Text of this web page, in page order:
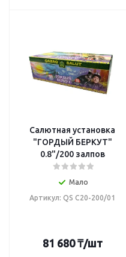
Салютная установка
"ГОРДЫЙ БЕРКУТ"
0.8"/200 залпов
Мало
Артикул: QS C20-200/01
81 680₸/шт